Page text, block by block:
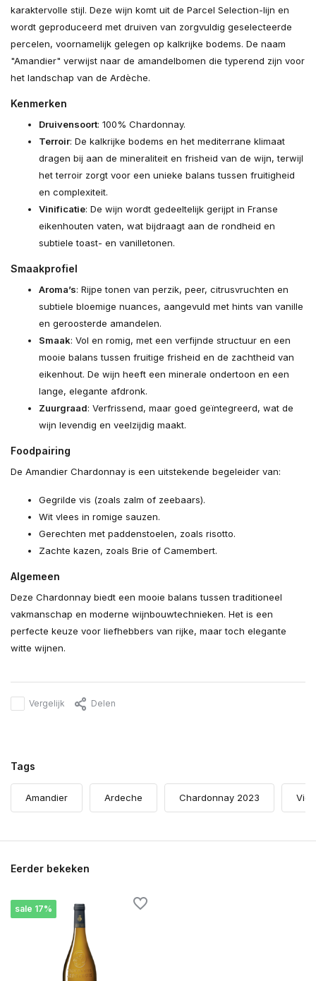
karaktervolle stijl. Deze wijn komt uit de Parcel Selection-lijn en
wordt geproduceerd met druiven van zorgvuldig geselecteerde
percelen, voornamelijk gelegen op kalkrijke bodems. De naam
"Amandier" verwijst naar de amandelbomen die typerend zijn voor
het landschap van de Ardèche.
Kenmerken
Druivensoort: 100% Chardonnay.
Terroir: De kalkrijke bodems en het mediterrane klimaat
dragen bij aan de mineraliteit en frisheid van de wijn, terwijl
het terroir zorgt voor een unieke balans tussen fruitigheid
en complexiteit.
Vinificatie: De wijn wordt gedeeltelijk gerijpt in Franse
eikenhouten vaten, wat bijdraagt aan de rondheid en
subtiele toast- en vanilletonen.
Smaakprofiel
Aroma’s: Rijpe tonen van perzik, peer, citrusvruchten en
subtiele bloemige nuances, aangevuld met hints van vanille
en geroosterde amandelen.
Smaak: Vol en romig, met een verfijnde structuur en een
mooie balans tussen fruitige frisheid en de zachtheid van
eikenhout. De wijn heeft een minerale ondertoon en een
lange, elegante afdronk.
Zuurgraad: Verfrissend, maar goed geïntegreerd, wat de
wijn levendig en veelzijdig maakt.
Foodpairing
De Amandier Chardonnay is een uitstekende begeleider van:
Gegrilde vis (zoals zalm of zeebaars).
Wit vlees in romige sauzen.
Gerechten met paddenstoelen, zoals risotto.
Zachte kazen, zoals Brie of Camembert.
Algemeen
Deze Chardonnay biedt een mooie balans tussen traditioneel
vakmanschap en moderne wijnbouwtechnieken. Het is een
perfecte keuze voor liefhebbers van rijke, maar toch elegante
witte wijnen.
Vergelijk Delen
Tags
Amandier Ardeche Chardonnay 2023
Eerder bekeken
sale 17%